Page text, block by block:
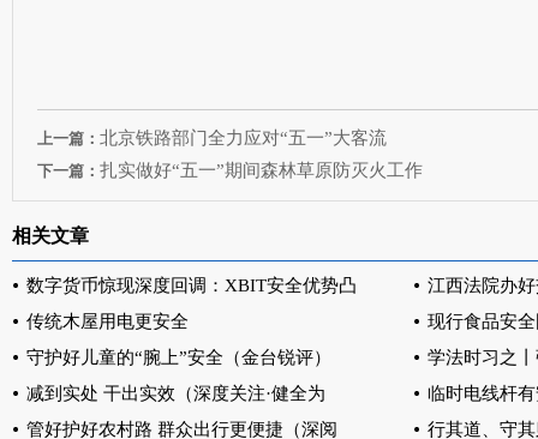
上一篇： 北京铁路部门全力应对“五一”大客流
下一篇： 扎实做好“五一”期间森林草原防灭火工作
相关文章
数字货币惊现深度回调：XBIT安全优势凸
江西法院办
传统木屋用电更安全
现行食品安
守护好儿童的“腕上”安全（金台锐评）
学法时习之
减到实处 干出实效（深度关注·健全为
临时电线杆
管好护好农村路 群众出行更便捷（深阅
行其道、守